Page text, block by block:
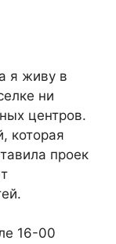
я живу в
ни
центров.
которая
проек
16-00